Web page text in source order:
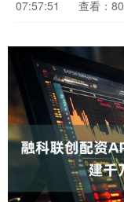
07:57:51
查看：80